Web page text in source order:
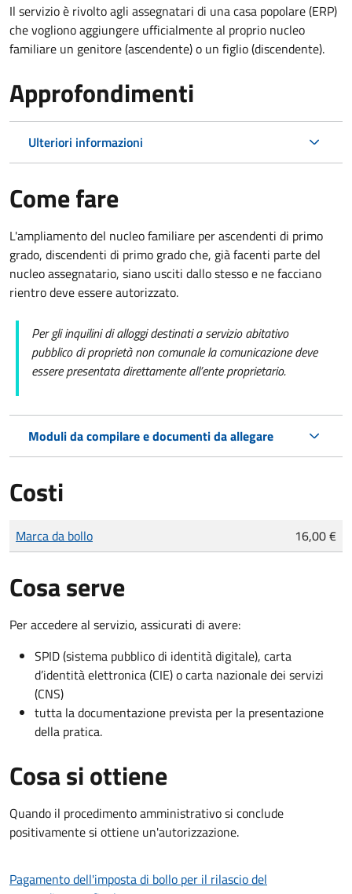
Il servizio è rivolto agli assegnatari di una casa popolare (ERP)
che vogliono aggiungere ufficialmente al proprio nucleo
familiare un genitore (ascendente) o un figlio (discendente).
Approfondimenti
Ulteriori informazioni
Come fare
L'ampliamento del nucleo familiare per ascendenti di primo
grado, discendenti di primo grado che, già facenti parte del
nucleo assegnatario, siano usciti dallo stesso e ne facciano
rientro deve essere autorizzato.
Per gli inquilini di alloggi destinati a servizio abitativo
pubblico di proprietà non comunale la comunicazione deve
essere presentata direttamente all’ente proprietario.
Moduli da compilare e documenti da allegare
Costi
Tipo di pagamento
Importo
Marca da bollo 16,00 €
Cosa serve
Per accedere al servizio, assicurati di avere:
SPID (sistema pubblico di identità digitale), carta
d’identità elettronica (CIE) o carta nazionale dei servizi
(CNS)
tutta la documentazione prevista per la presentazione
della pratica.
Cosa si ottiene
Quando il procedimento amministrativo si conclude
positivamente si ottiene un'autorizzazione.
Pagamento dell'imposta di bollo per il rilascio del